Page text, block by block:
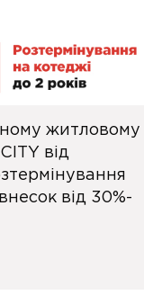
житловому
від
від 30%-